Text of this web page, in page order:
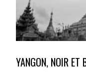
YANGON, NOIR ET